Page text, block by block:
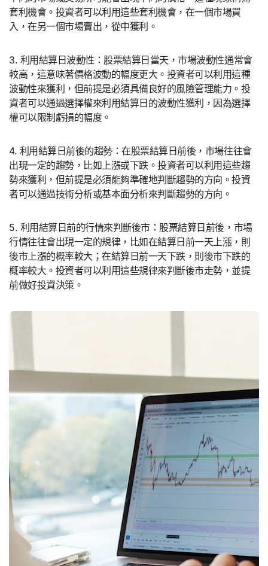
套利機會。投資者可以利用這些套利機會，在一個市場買
入，在另一個市場賣出，從中獲利。
3. 利用結算日波動性：股票結算日當天，市場波動性通常會
較高，這意味著價格波動的幅度更大。投資者可以利用這種
波動性來獲利，但前提是必須具備良好的風險管理能力。投
資者可以通過選擇權來利用結算日的波動性獲利，因為選擇
權可以限制虧損的幅度。
4. 利用結算日前後的趨勢：在股票結算日前後，市場往往會
出現一定的趨勢，比如上漲或下跌。投資者可以利用這些趨
勢來獲利，但前提是必須能夠準確地判斷趨勢的方向。投資
者可以通過技術分析或基本面分析來判斷趨勢的方向。
5. 利用結算日前的行情來判斷後市：股票結算日前後，市場
行情往往會出現一定的規律，比如在結算日前一天上漲，則
後市上漲的概率較大；在結算日前一天下跌，則後市下跌的
概率較大。投資者可以利用這些規律來判斷後市走勢，並提
前做好投資決策。